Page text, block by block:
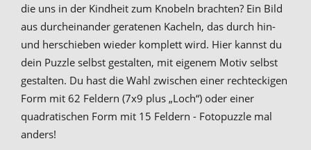
die uns in der Kindheit zum Knobeln brachten? Ein Bild
aus durcheinander geratenen Kacheln, das durch hin-
und herschieben wieder komplett wird. Hier kannst du
dein Puzzle selbst gestalten, mit eigenem Motiv selbst
gestalten. Du hast die Wahl zwischen einer rechteckigen
Form mit 62 Feldern (7x9 plus „Loch“) oder einer
quadratischen Form mit 15 Feldern - Fotopuzzle mal
anders!